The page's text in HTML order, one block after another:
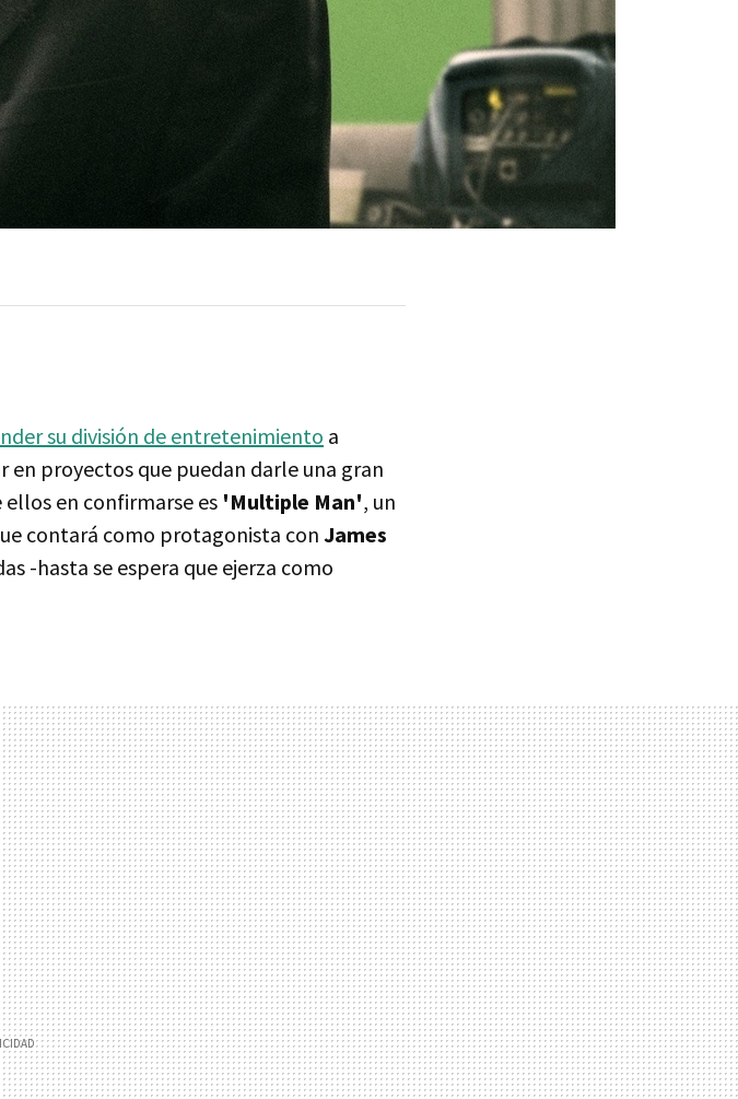
su división de entretenimiento a
en proyectos que puedan darle una gran
en confirmarse es 'Multiple Man', un
contará como protagonista con James
-hasta se espera que ejerza como